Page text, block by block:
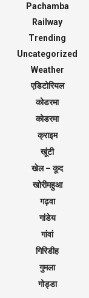
Pachamba
Railway
Trending
Uncategorized
Weather
एडिटोरियल
कोडरमा
कोडरमा
क्राइम
खूंटी
खेल – कूद
खोरीमहुआ
गढ़वा
गांडेय
गांवां
गिरिडीह
गुमला
गोड्डा